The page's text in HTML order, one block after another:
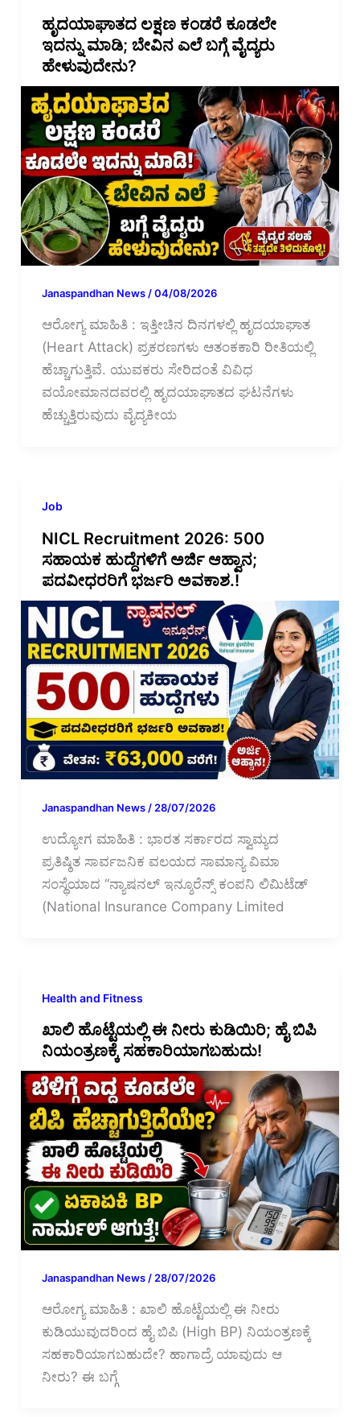
ಹೃದಯಾಘಾತದ ಲಕ್ಷಣ ಕಂಡರೆ ಕೂಡಲೇ
ಇದನ್ನು ಮಾಡಿ; ಬೇವಿನ ಎಲೆ ಬಗ್ಗೆ ವೈದ್ಯರು
ಹೇಳುವುದೇನು?
Janaspandhan News/04/08/2026
ಆರೋಗ್ಯ ಮಾಹಿತಿ : ಇತ್ತೀಚಿನ ದಿನಗಳಲ್ಲಿ ಹೃದಯಾಘಾತ
(Heart Attack) ಪ್ರಕರಣಗಳು ಆತಂಕಕಾರಿ ರೀತಿಯಲ್ಲಿ
ಹೆಚ್ಚಾಗುತ್ತಿವೆ. ಯುವಕರು ಸೇರಿದಂತೆ ವಿವಿಧ
ವಯೋಮಾನದವರಲ್ಲಿ ಹೃದಯಾಘಾತದ ಘಟನೆಗಳು
ಹೆಚ್ಚುತ್ತಿರುವುದು ವೈದ್ಯಕೀಯ
Job
NICL Recruitment 2026: 500
ಸಹಾಯಕ ಹುದ್ದೆಗಳಿಗೆ ಅರ್ಜಿ ಆಹ್ವಾನ;
ಪದವೀಧರರಿಗೆ ಭರ್ಜರಿ ಅವಕಾಶ.!
Janaspandhan News / 28/07/2026
ಉದ್ಯೋಗ ಮಾಹಿತಿ : ಭಾರತ ಸರ್ಕಾರದ ಸ್ವಾಮ್ಯದ
ಪ್ರತಿಷ್ಠಿತ ಸಾರ್ವಜನಿಕ ವಲಯದ ಸಾಮಾನ್ಯ ವಿಮಾ
ಸಂಸ್ಥೆಯಾದ “ನ್ಯಾಷನಲ್ ಇನ್ಶೂರೆನ್ಸ್ ಕಂಪನಿ ಲಿಮಿಟೆಡ್
(National Insurance Company Limited
Health and Fitness
ಖಾಲಿ ಹೊಟ್ಟೆಯಲ್ಲಿ ಈ ನೀರು ಕುಡಿಯಿರಿ; ಹೈ ಬಿಪಿ
ನಿಯಂತ್ರಣಕ್ಕೆ ಸಹಕಾರಿಯಾಗಬಹುದು!
Janaspandhan News/28/07/2026
ಆರೋಗ್ಯ ಮಾಹಿತಿ : ಖಾಲಿ ಹೊಟ್ಟೆಯಲ್ಲಿ ಈ ನೀರು
ಕುಡಿಯುವುದರಿಂದ ಹೈ ಬಿಪಿ (High BP) ನಿಯಂತ್ರಣಕ್ಕೆ
ಸಹಕಾರಿಯಾಗಬಹುದೇ? ಹಾಗಾದ್ರೆ ಯಾವುದು ಆ
ನೀರು? ಈ ಬಗ್ಗೆ